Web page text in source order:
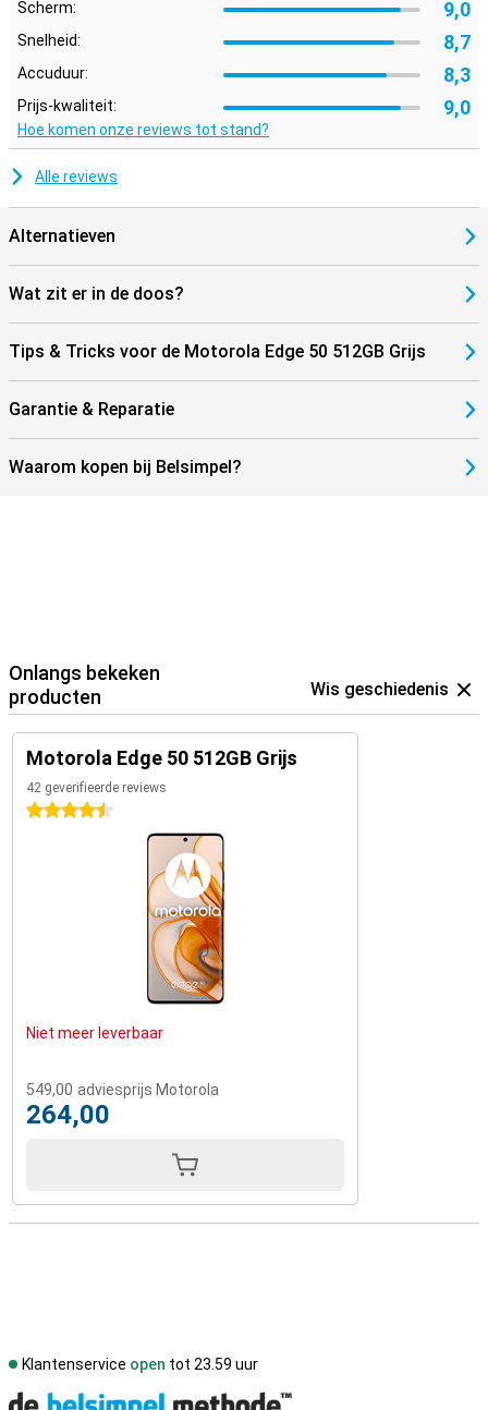
Scherm: 9,0
Snelheid: 8,7
Accuduur: 8,3
Prijs-kwaliteit: 9,0
Hoe komen onze reviews tot stand?
Alle reviews
Alternatieven
Wat zit er in de doos?
Tips & Tricks voor de Motorola Edge 50 512GB Grijs
Garantie & Reparatie
Waarom kopen bij Belsimpel?
Onlangs bekeken
producten
Wis geschiedenis
Motorola Edge 50 512GB Grijs
42 geverifieerde reviews
4.5 sterren
Niet meer leverbaar
549,00 adviesprijs Motorola
264,00
Klantenservice open tot 23.59 uur